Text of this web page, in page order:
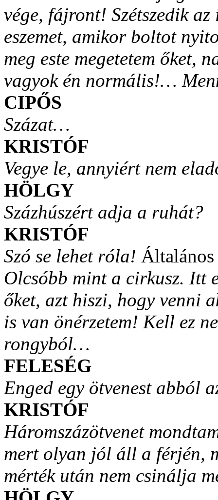
vége, fájront! Szétszedik
eszemet, amikor boltot
meg este megetetem őket,
vagyok én normális!…
CIPŐS
Százat…
KRISTÓF
Vegye le, annyiért nem
HÖLGY
Százhúszért adja a ruhát?
KRISTÓF
Szó se lehet róla!
Olcsóbb mint a cirkusz. Itt
őket, azt hiszi, hogy venni
is van önérzetem! Kell ez
rongyból…
FELESÉG
Enged egy ötvenest abból
KRISTÓF
Háromszázötvenet
mert olyan jól áll a férjén,
mérték után nem csinálja